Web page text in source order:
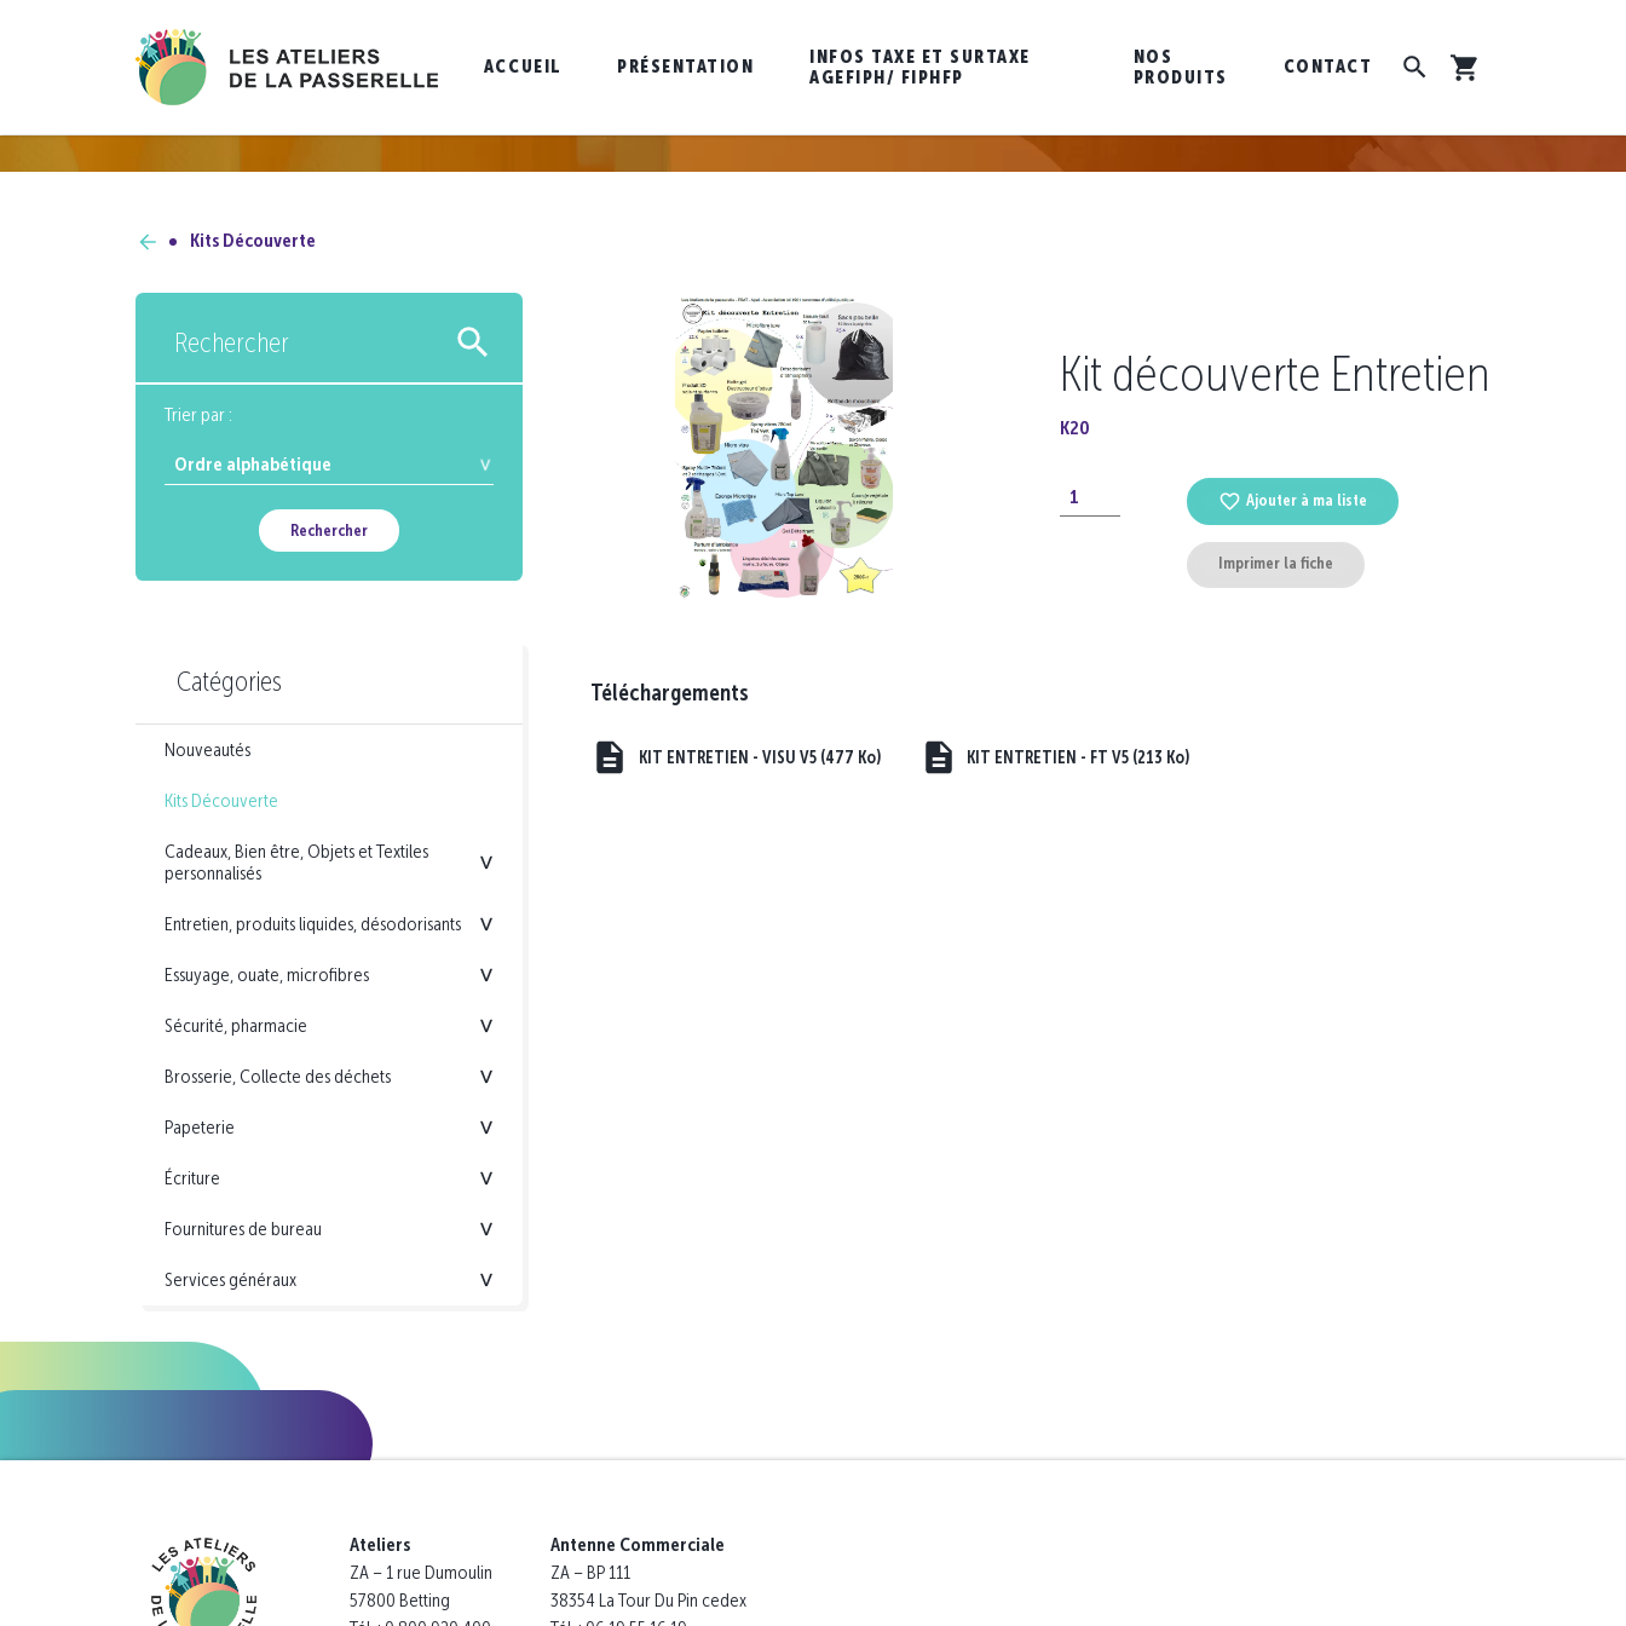
ACCUEIL PRÉSENTATION
INFOS TAXE ET SURTAXE
AGEFIPH/ FIPHFP
NOS
PRODUITS
CONTACT
Kits Découverte
Rechercher
Trier par :
Rechercher
Catégories
Nouveautés
Kits Découverte
Cadeaux, Bien être, Objets et Textiles
personnalisés
<
Entretien, produits liquides, désodorisants <
Essuyage, ouate, microfibres <
Sécurité, pharmacie <
Brosserie, Collecte des déchets <
Papeterie <
Écriture <
Fournitures de bureau <
Services généraux <
Kit découverte Entretien
K20
Ajouter à ma liste
Imprimer la fiche
Téléchargements
KIT ENTRETIEN - VISU V5 (477 Ko) KIT ENTRETIEN - FT V5 (213 Ko)
Ateliers
ZA – 1 rue Dumoulin
57800 Betting
Antenne Commerciale
ZA – BP 111
38354 La Tour Du Pin cedex